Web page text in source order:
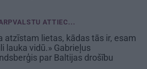
ATTIEC...
atzīstam lietas, kādas tās ir, esam
lauka vidū.» Gabrieļus
par Baltijas drošību